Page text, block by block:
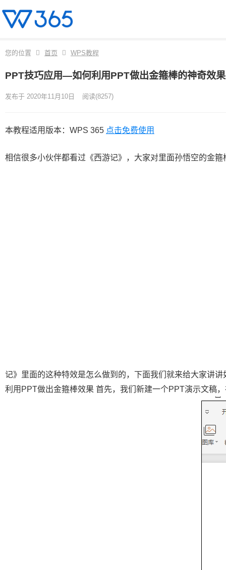
您的位置 首页 WPS教程
PPT技巧应用—如何利用PPT做出金箍棒的神奇效果
发布于 2020年11月10日 阅读(8257)
本教程适用版本：WPS 365 点击免费使用
相信很多小伙伴都看过《西游记》，大家对里面孙悟空的金
记》里面的这种特效是怎么做到的，下面我们就来给大家讲
利用PPT做出金箍棒效果 首先，我们新建一个PPT演示文稿